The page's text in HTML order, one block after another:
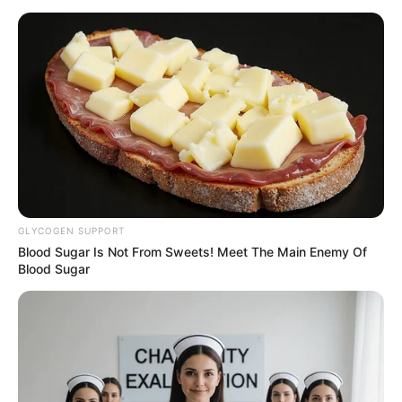
Instituto de Educación Técnica Profesional de
Roldanillo
Universidad del Quindío
Risaralda
Universidad de Caldas
Universidad del Quindío
Universidad del Tolima
Universidad Nacional Abierta y a Distancia (UNAD)
Zoom nacional
Este miércoles habrá día sin carro y
sin moto en Rionegro
Recordó el Ministerio de Educación que a nivel nacional,
la Política de Gratuidad “Puedo Estudiar”beneficia a más
GLYCOGEN SUPPORT
Blood Sugar Is Not From Sweets! Meet The Main Enemy Of
Blood Sugar